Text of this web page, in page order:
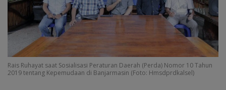
Rais Ruhayat saat Sosialisasi Peraturan Daerah (Perda) Nomor 10 Tahun
2019 tentang Kepemudaan di Banjarmasin (Foto: Hmsdprdkalsel)